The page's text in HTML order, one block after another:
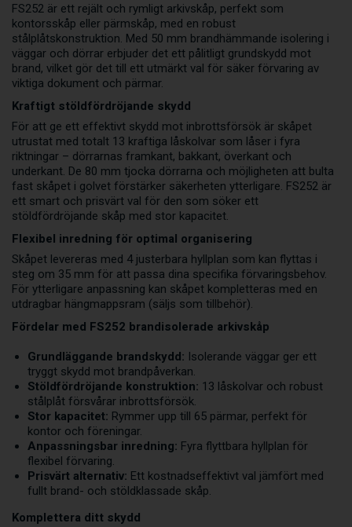
FS252 är ett rejält och rymligt arkivskåp, perfekt som
kontorsskåp eller pärmskåp, med en robust
stålplåtskonstruktion. Med 50 mm brandhämmande isolering i
väggar och dörrar erbjuder det ett pålitligt grundskydd mot
brand, vilket gör det till ett utmärkt val för säker förvaring av
viktiga dokument och pärmar.
Kraftigt stöldfördröjande skydd
För att ge ett effektivt skydd mot inbrottsförsök är skåpet
utrustat med totalt 13 kraftiga låskolvar som låser i fyra
riktningar – dörrarnas framkant, bakkant, överkant och
underkant. De 80 mm tjocka dörrarna och möjligheten att bulta
fast skåpet i golvet förstärker säkerheten ytterligare. FS252 är
ett smart och prisvärt val för den som söker ett
stöldfördröjande skåp med stor kapacitet.
Flexibel inredning för optimal organisering
Skåpet levereras med 4 justerbara hyllplan som kan flyttas i
steg om 35 mm för att passa dina specifika förvaringsbehov.
För ytterligare anpassning kan skåpet kompletteras med en
utdragbar hängmappsram (säljs som tillbehör).
Fördelar med FS252 brandisolerade arkivskåp
Grundläggande brandskydd: Isolerande väggar ger ett
tryggt skydd mot brandpåverkan.
Stöldfördröjande konstruktion: 13 låskolvar och robust
stålplåt försvårar inbrottsförsök.
Stor kapacitet: Rymmer upp till 65 pärmar, perfekt för
kontor och föreningar.
Anpassningsbar inredning: Fyra flyttbara hyllplan för
flexibel förvaring.
Prisvärt alternativ: Ett kostnadseffektivt val jämfört med
fullt brand- och stöldklassade skåp.
Komplettera ditt skydd